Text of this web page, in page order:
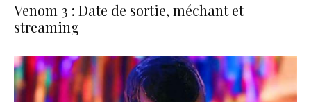
Venom 3 : Date de sortie, méchant et
streaming